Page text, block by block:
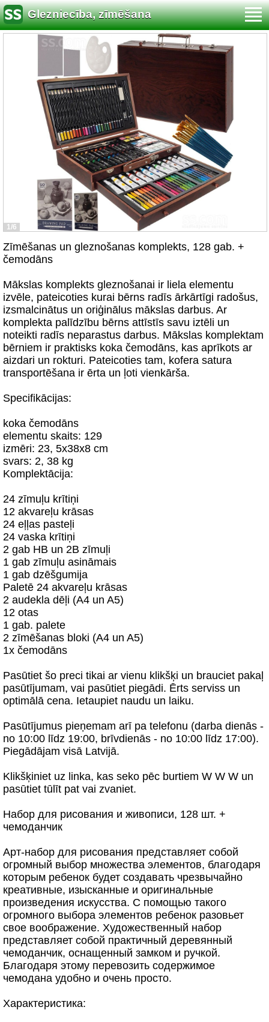
Glezniecība, zīmēšana
1/6
Zīmēšanas un gleznošanas komplekts, 128 gab. +
čemodāns
Mākslas komplekts gleznošanai ir liela elementu
izvēle, pateicoties kurai bērns radīs ārkārtīgi radošus,
izsmalcinātus un oriģinālus mākslas darbus. Ar
komplekta palīdzību bērns attīstīs savu iztēli un
noteikti radīs neparastus darbus. Mākslas komplektam
bērniem ir praktisks koka čemodāns, kas aprīkots ar
aizdari un rokturi. Pateicoties tam, kofera satura
transportēšana ir ērta un ļoti vienkārša.
Specifikācijas:
koka čemodāns
elementu skaits: 129
izmēri: 23, 5x38x8 cm
svars: 2, 38 kg
Komplektācija:
24 zīmuļu krītiņi
12 akvareļu krāsas
24 eļļas pasteļi
24 vaska krītiņi
2 gab HB un 2B zīmuļi
1 gab zīmuļu asināmais
1 gab dzēšgumija
Paletē 24 akvareļu krāsas
2 audekla dēļi (A4 un A5)
12 otas
1 gab. palete
2 zīmēšanas bloki (A4 un A5)
1x čemodāns
Pasūtiet šo preci tikai ar vienu klikšķi un brauciet pakaļ
pasūtījumam, vai pasūtiet piegādi. Ērts serviss un
optimālā cena. Ietaupiet naudu un laiku.
Pasūtījumus pieņemam arī pa telefonu (darba dienās -
no 10:00 līdz 19:00, brīvdienās - no 10:00 līdz 17:00).
Piegādājam visā Latvijā.
Klikšķiniet uz linka, kas seko pēc burtiem W W W un
pasūtiet tūlīt pat vai zvaniet.
Набор для рисования и живописи, 128 шт. +
чемоданчик
Арт-набор для рисования представляет собой
огромный выбор множества элементов, благодаря
которым ребенок будет создавать чрезвычайно
креативные, изысканные и оригинальные
произведения искусства. С помощью такого
огромного выбора элементов ребенок разовьет
свое воображение. Художественный набор
представляет собой практичный деревянный
чемоданчик, оснащенный замком и ручкой.
Благодаря этому перевозить содержимое
чемодана удобно и очень просто.
Характеристика: